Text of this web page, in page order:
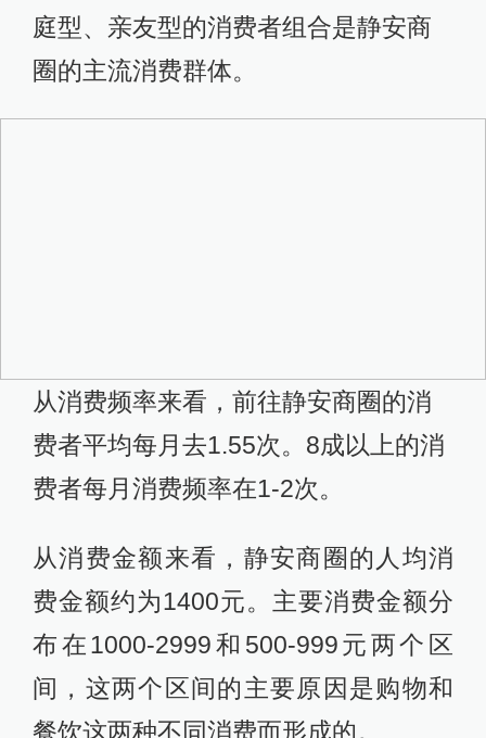
庭型、亲友型的消费者组合是静安商
圈的主流消费群体。
从消费频率来看，前往静安商圈的消
费者平均每月去1.55次。8成以上的消
费者每月消费频率在1-2次。
从消费金额来看，静安商圈的人均消
费金额约为1400元。主要消费金额分
布在1000-2999和500-999元两个区
间，这两个区间的主要原因是购物和
餐饮这两种不同消费而形成的。